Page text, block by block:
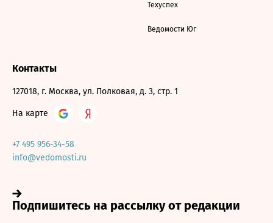
Техуспех
Ведомости Юг
Контакты
127018, г. Москва, ул. Полковая, д. 3, стр. 1
На карте
+7 495 956-34-58
info@vedomosti.ru